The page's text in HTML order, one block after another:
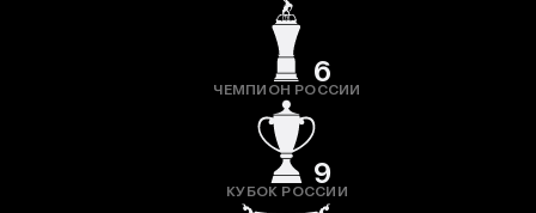
6
ЧЕМПИОН РОССИИ
9
КУБОК РОССИИ